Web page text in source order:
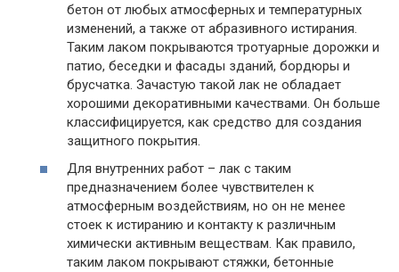
бетон от любых атмосферных и температурных
изменений, а также от абразивного истирания.
Таким лаком покрываются тротуарные дорожки и
патио, беседки и фасады зданий, бордюры и
брусчатка. Зачастую такой лак не обладает
хорошими декоративными качествами. Он больше
классифицируется, как средство для создания
защитного покрытия.
Для внутренних работ – лак с таким
предназначением более чувствителен к
атмосферным воздействиям, но он не менее
стоек к истиранию и контакту к различным
химически активным веществам. Как правило,
таким лаком покрывают стяжки, бетонные